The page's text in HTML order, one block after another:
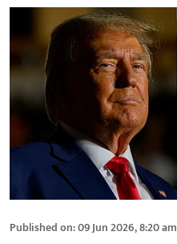
Published on:09 Jun 2026, 8:20 am